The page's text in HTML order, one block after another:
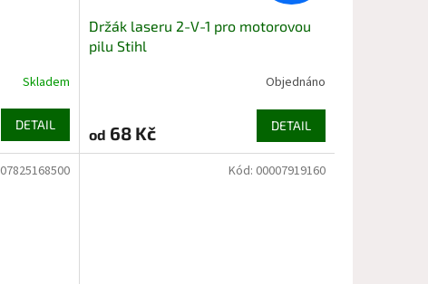
Skladem
DETAIL
Držák laseru 2-V-1 pro motorovou
pilu Stihl
Objednáno
od 68 Kč DETAIL
07825168500 Kód: 00007919160